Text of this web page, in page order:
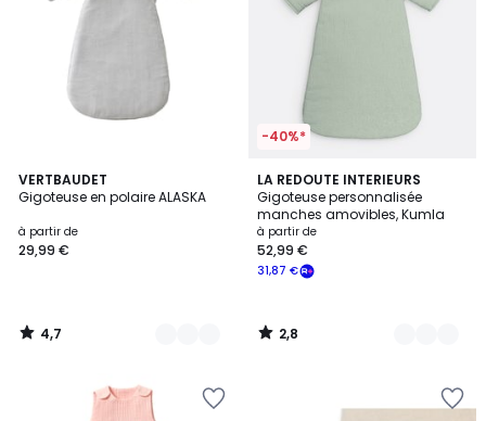
VERTBAUDET
Gigoteuse en polaire ALASKA
à partir de
29,99 €
4,7
/ 5
3
Couleurs
4,7
/
-40%*
LA REDOUTE INTERIEURS
Gigoteuse personnalisée
manches amovibles, Kumla
à partir de
31,87 €
52,99 €
2,8
/ 5
4
Couleurs
2,8
/